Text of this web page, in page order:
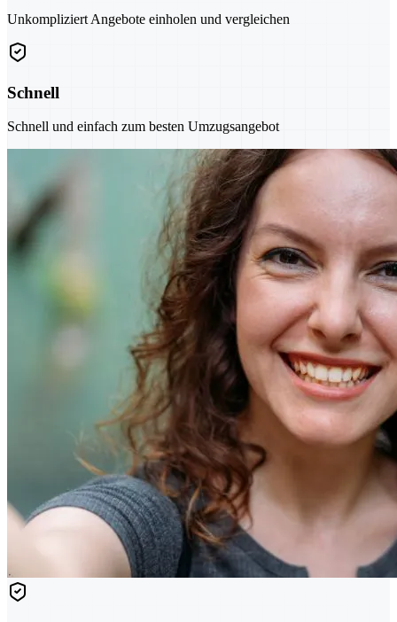
Unkompliziert Angebote einholen und vergleichen
Schnell
Schnell und einfach zum besten Umzugsangebot